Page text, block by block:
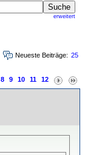
erweitert
Neueste Beiträge: 25
8 9 10 11 12